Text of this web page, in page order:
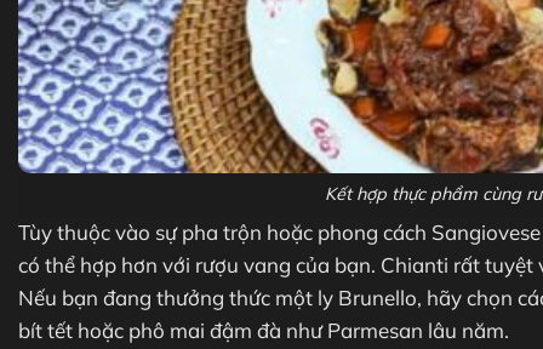
Kết hợp thực phẩm cùng
Tùy thuộc vào sự pha trộn hoặc phong cách
có thể hợp hơn với rượu vang của bạn. Chianti rất
Nếu bạn đang thưởng thức một ly Brunello, hãy chọn
bít tết hoặc phô mai đậm đà như Parmesan lâu năm.